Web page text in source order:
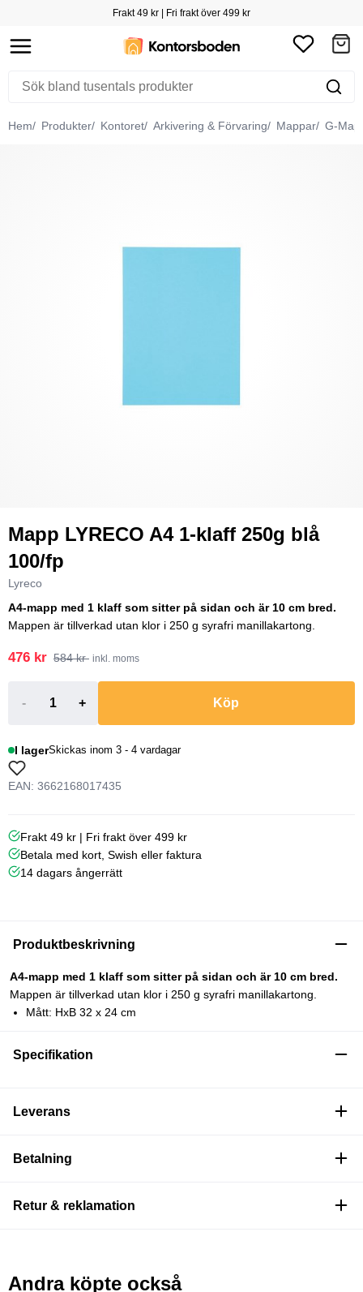
Frakt 49 kr | Fri frakt över 499 kr
Hem Produkter Kontoret Arkivering & Förvaring Mappar G-
Mapp LYRECO A4 1-klaff 250g blå
100/fp
Lyreco
A4-mapp med 1 klaff som sitter på sidan och är 10 cm bred.
Mappen är tillverkad utan klor i 250 g syrafri manillakartong.
476 kr 584 kr inkl. moms
- + Köp
I lagerSkickas inom 3 - 4 vardagar
EAN: 3662168017435
Frakt 49 kr | Fri frakt över 499 kr
Betala med kort, Swish eller faktura
14 dagars ångerrätt
Produktbeskrivning
A4-mapp med 1 klaff som sitter på sidan och är 10 cm bred.
Mappen är tillverkad utan klor i 250 g syrafri manillakartong.
Mått: HxB 32 x 24 cm
Specifikation
Leverans
Betalning
Retur & reklamation
Andra köpte också